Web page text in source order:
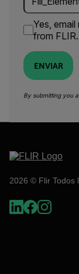
Yes,
from FLIR.
ENVIAR
By submitting you
2026 © Flir Todos